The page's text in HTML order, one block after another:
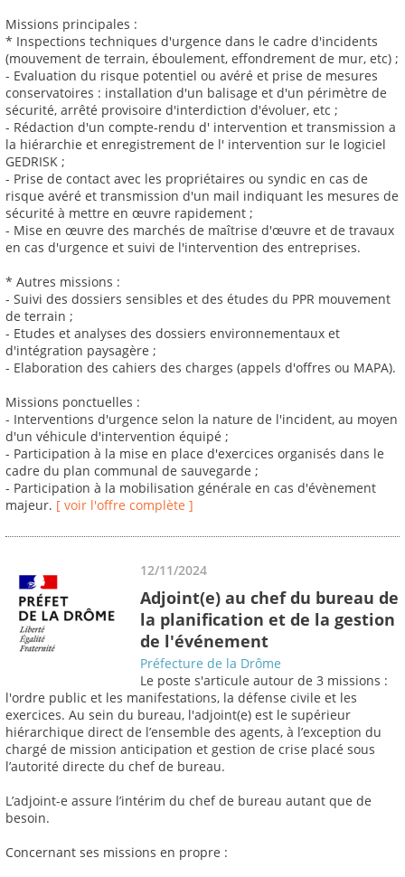
Missions principales :
* Inspections techniques d'urgence dans le cadre d'incidents
(mouvement de terrain, éboulement, effondrement de mur, etc) ;
- Evaluation du risque potentiel ou avéré et prise de mesures
conservatoires : installation d'un balisage et d'un périmètre de
sécurité, arrêté provisoire d'interdiction d'évoluer, etc ;
- Rédaction d'un compte-rendu d' intervention et transmission a
la hiérarchie et enregistrement de l' intervention sur le logiciel
GEDRISK ;
- Prise de contact avec les propriétaires ou syndic en cas de
risque avéré et transmission d'un mail indiquant les mesures de
sécurité à mettre en œuvre rapidement ;
- Mise en œuvre des marchés de maîtrise d'œuvre et de travaux
en cas d'urgence et suivi de l'intervention des entreprises.
* Autres missions :
- Suivi des dossiers sensibles et des études du PPR mouvement
de terrain ;
- Etudes et analyses des dossiers environnementaux et
d'intégration paysagère ;
- Elaboration des cahiers des charges (appels d'offres ou MAPA).
Missions ponctuelles :
- Interventions d'urgence selon la nature de l'incident, au moyen
d'un véhicule d'intervention équipé ;
- Participation à la mise en place d'exercices organisés dans le
cadre du plan communal de sauvegarde ;
- Participation à la mobilisation générale en cas d'évènement
majeur. [ voir l'offre complète ]
12/11/2024
Adjoint(e) au chef du bureau de
la planification et de la gestion
de l'événement
Préfecture de la Drôme
Le poste s'articule autour de 3 missions :
l'ordre public et les manifestations, la défense civile et les
exercices. Au sein du bureau, l'adjoint(e) est le supérieur
hiérarchique direct de l’ensemble des agents, à l’exception du
chargé de mission anticipation et gestion de crise placé sous
l’autorité directe du chef de bureau.
L’adjoint-e assure l’intérim du chef de bureau autant que de
besoin.
Concernant ses missions en propre :